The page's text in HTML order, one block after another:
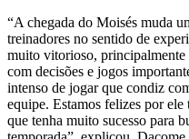
“A chegada do Moisés muda
treinadores no sentido de
muito vitorioso, principalmente
com decisões e jogos
intenso de jogar que condiz
equipe. Estamos felizes por ele
que tenha muito sucesso para